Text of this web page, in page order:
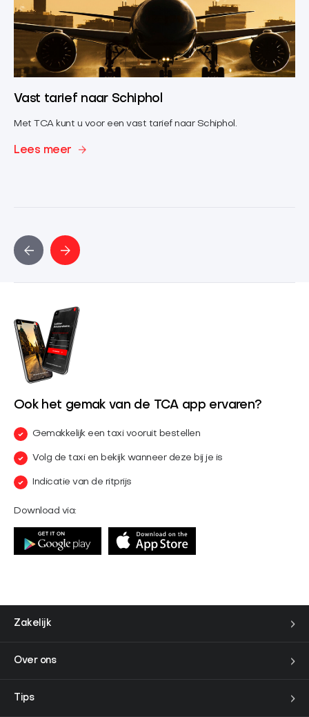
Vast tarief naar Schiphol
Met TCA kunt u voor een vast tarief naar Schiphol.
Lees meer
Ook het gemak van de TCA app ervaren?
Gemakkelijk een taxi vooruit bestellen
Volg de taxi en bekijk wanneer deze bij je is
Indicatie van de ritprijs
Download via:
Zakelijk
Over ons
Tips